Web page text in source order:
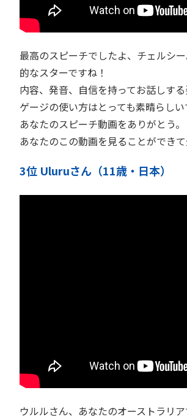
最高のスピーチでしたよ、チェルシ
的なスターですね！
内容、発音、自信を持ってお話しす
ゲージの使い方はとっても素晴らしい
あなたのスピーチ動画をありがとう。
あなたのこの動画を見ることができて
3位 Uluruさん（11歳・日本）
ウルルさん、あなたのオーストラリ